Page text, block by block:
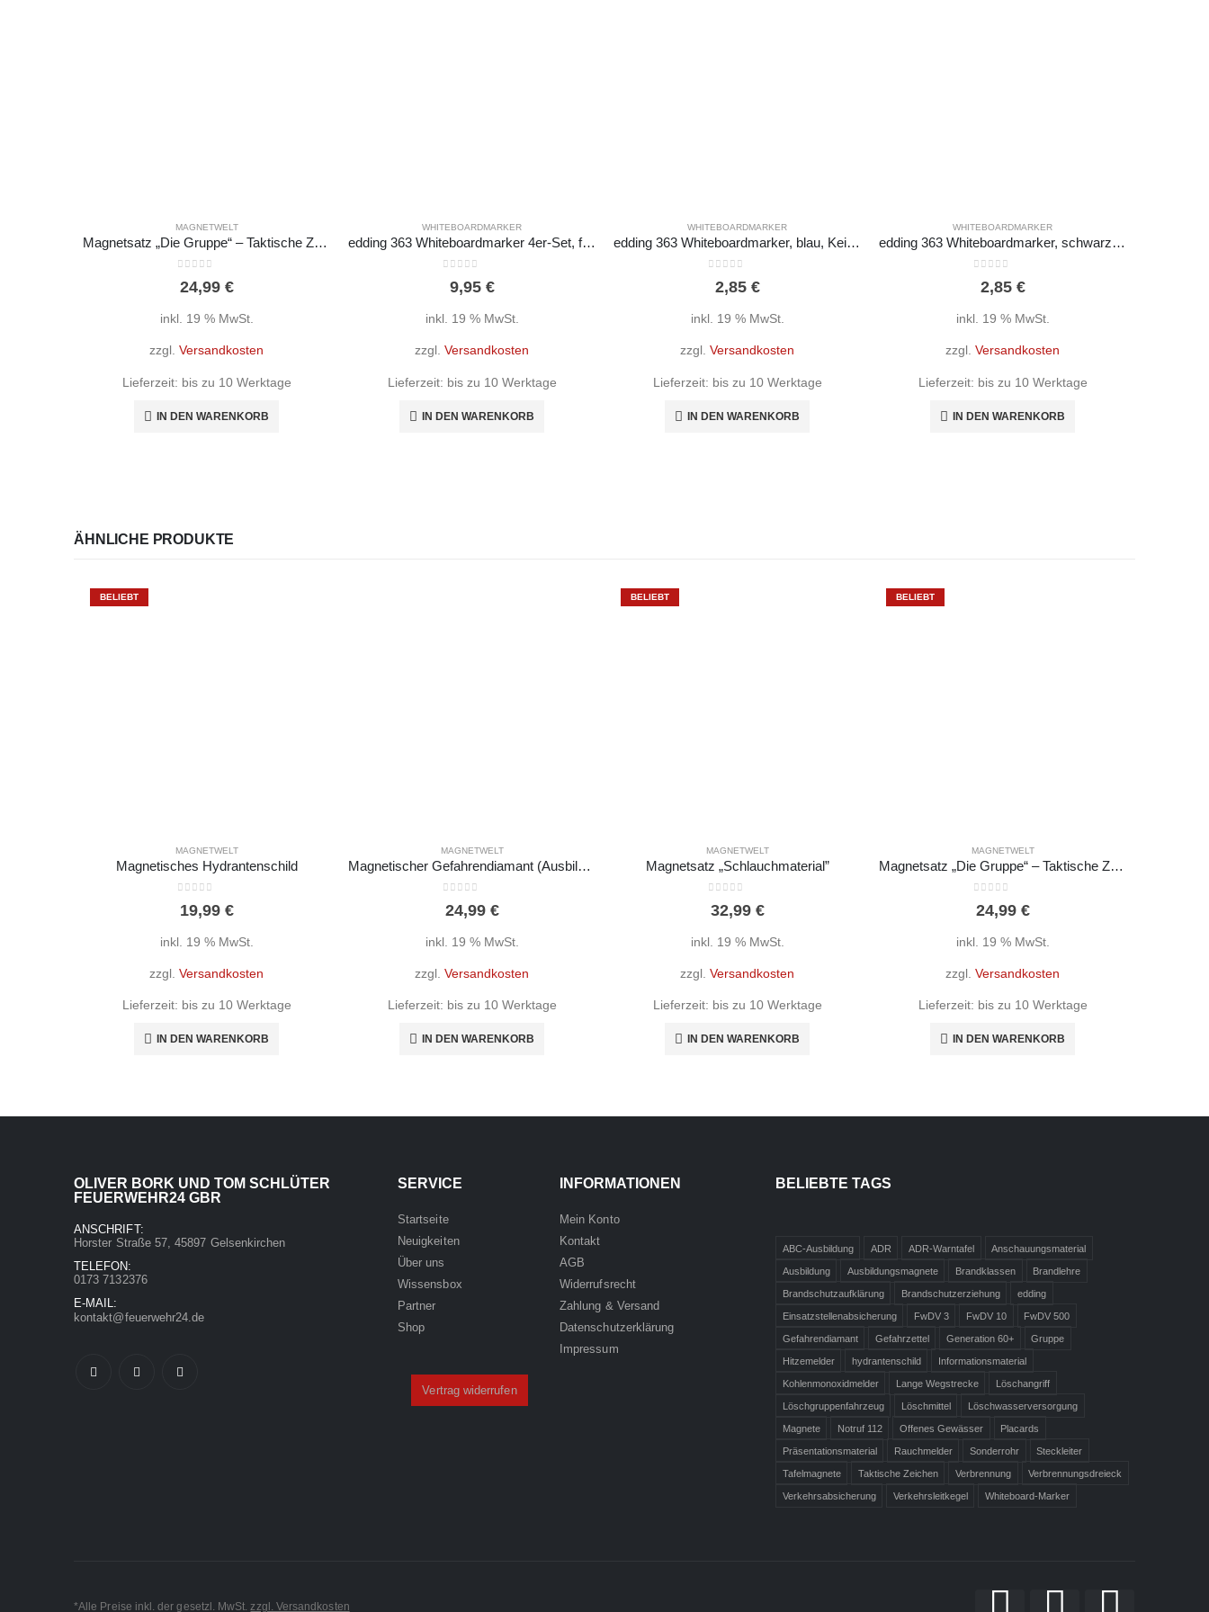
MAGNETWELT
Magnetsatz „Die Gruppe“ – Taktische Zeichen FwDV3
24,99 €
inkl. 19 % MwSt.
zzgl. Versandkosten
Lieferzeit: bis zu 10 Werktage
IN DEN WARENKORB
WHITEBOARDMARKER
edding 363 Whiteboardmarker 4er-Set, farbsortiert, Keilspitze 1-5 mm
9,95 €
inkl. 19 % MwSt.
zzgl. Versandkosten
Lieferzeit: bis zu 10 Werktage
IN DEN WARENKORB
WHITEBOARDMARKER
edding 363 Whiteboardmarker, blau, Keilspitze 1-5 mm
2,85 €
inkl. 19 % MwSt.
zzgl. Versandkosten
Lieferzeit: bis zu 10 Werktage
IN DEN WARENKORB
WHITEBOARDMARKER
edding 363 Whiteboardmarker, schwarz, Keilspitze 1-5 mm
2,85 €
inkl. 19 % MwSt.
zzgl. Versandkosten
Lieferzeit: bis zu 10 Werktage
IN DEN WARENKORB
ÄHNLICHE PRODUKTE
BELIEBT
MAGNETWELT
Magnetisches Hydrantenschild
19,99 €
inkl. 19 % MwSt.
zzgl. Versandkosten
Lieferzeit: bis zu 10 Werktage
IN DEN WARENKORB
MAGNETWELT
Magnetischer Gefahrendiamant (Ausbildung)
24,99 €
inkl. 19 % MwSt.
zzgl. Versandkosten
Lieferzeit: bis zu 10 Werktage
IN DEN WARENKORB
BELIEBT
MAGNETWELT
Magnetsatz „Schlauchmaterial”
32,99 €
inkl. 19 % MwSt.
zzgl. Versandkosten
Lieferzeit: bis zu 10 Werktage
IN DEN WARENKORB
BELIEBT
MAGNETWELT
Magnetsatz „Die Gruppe“ – Taktische Zeichen FwDV3
24,99 €
inkl. 19 % MwSt.
zzgl. Versandkosten
Lieferzeit: bis zu 10 Werktage
IN DEN WARENKORB
OLIVER BORK UND TOM SCHLÜTER
FEUERWEHR24 GBR
ANSCHRIFT:
Horster Straße 57, 45897 Gelsenkirchen
TELEFON:
0173 7132376
E-MAIL:
kontakt@feuerwehr24.de
SERVICE
Startseite
Neuigkeiten
Über uns
Wissensbox
Partner
Shop
Vertrag widerrufen
INFORMATIONEN
Mein Konto
Kontakt
AGB
Widerrufsrecht
Zahlung & Versand
Datenschutzerklärung
Impressum
BELIEBTE TAGS
ABC-Ausbildung ADR ADR-Warntafel Anschauungsmaterial
Ausbildung Ausbildungsmagnete Brandklassen Brandlehre
Brandschutzaufklärung Brandschutzerziehung edding
Einsatzstellenabsicherung FwDV 3 FwDV 10 FwDV 500
Gefahrendiamant Gefahrzettel Generation 60+ Gruppe
Hitzemelder hydrantenschild Informationsmaterial
Kohlenmonoxidmelder Lange Wegstrecke Löschangriff
Löschgruppenfahrzeug Löschmittel Löschwasserversorgung
Magnete Notruf 112 Offenes Gewässer Placards
Präsentationsmaterial Rauchmelder Sonderrohr Steckleiter
Tafelmagnete Taktische Zeichen Verbrennung Verbrennungsdreieck
Verkehrsabsicherung Verkehrsleitkegel Whiteboard-Marker
*Alle Preise inkl. der gesetzl. MwSt. zzgl. Versandkosten